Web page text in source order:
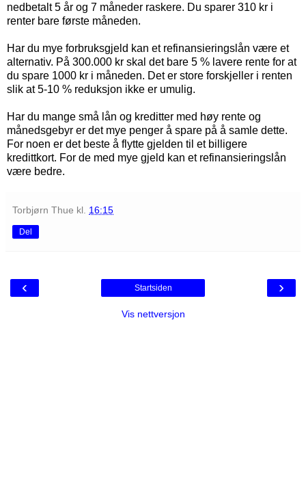
nedbetalt 5 år og 7 måneder raskere. Du sparer 310 kr i
renter bare første måneden.
Har du mye forbruksgjeld kan et refinansieringslån være et
alternativ. På 300.000 kr skal det bare 5 % lavere rente for at
du spare 1000 kr i måneden. Det er store forskjeller i renten
slik at 5-10 % reduksjon ikke er umulig.
Har du mange små lån og kreditter med høy rente og
månedsgebyr er det mye penger å spare på å samle dette.
For noen er det beste å flytte gjelden til et billigere
kredittkort. For de med mye gjeld kan et refinansieringslån
være bedre.
Torbjørn Thue kl. 16:15
Del
‹ ›
Startsiden
Vis nettversjon